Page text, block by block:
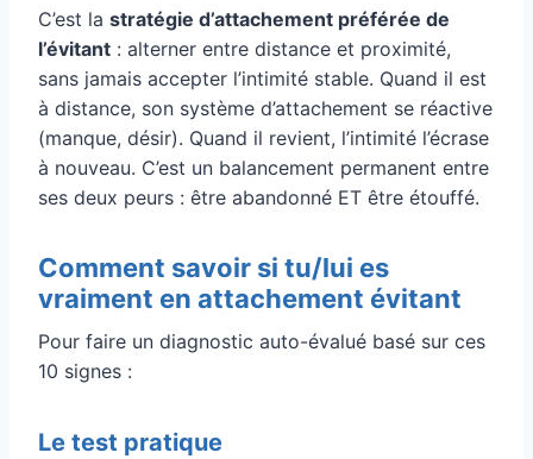
C’est la stratégie d’attachement préférée de
l’évitant : alterner entre distance et proximité,
sans jamais accepter l’intimité stable. Quand il est
à distance, son système d’attachement se réactive
(manque, désir). Quand il revient, l’intimité l’écrase
à nouveau. C’est un balancement permanent entre
ses deux peurs : être abandonné ET être étouffé.
Comment savoir si tu/lui es
vraiment en attachement évitant
Pour faire un diagnostic auto-évalué basé sur ces
10 signes :
Le test pratique